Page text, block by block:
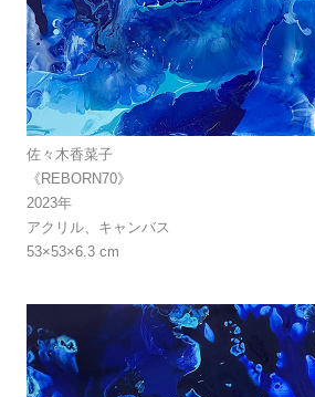
佐々木香菜子
《REBORN70》
2023年
アクリル、キャンバス
53×53×6.3 cm